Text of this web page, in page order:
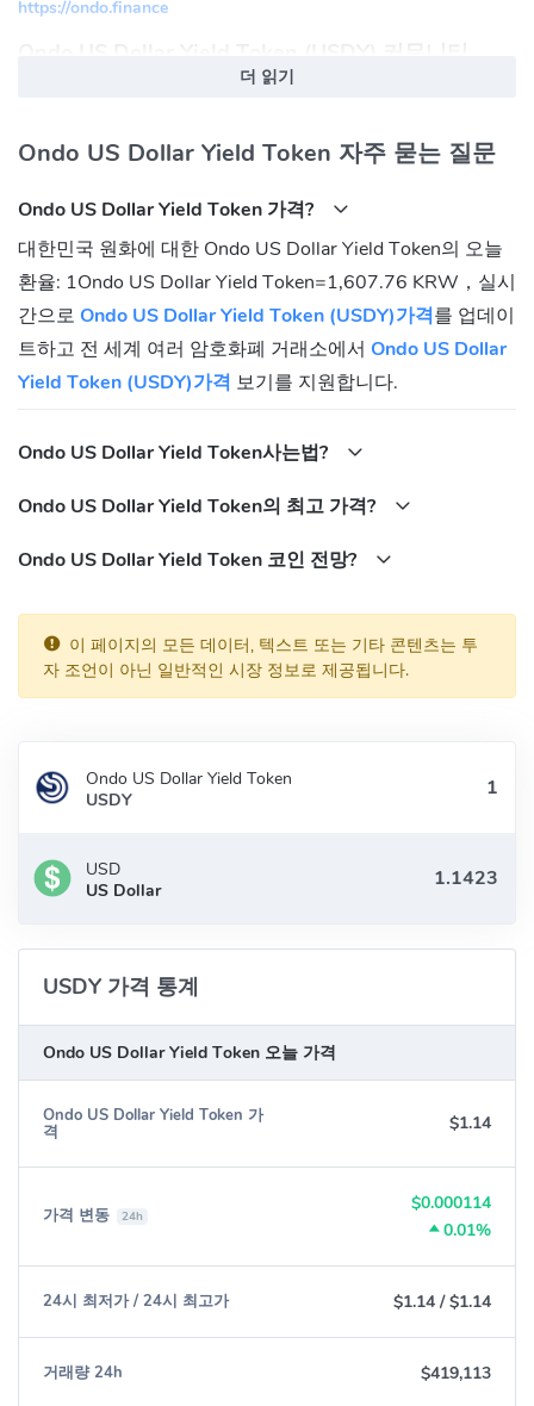
https://ondo.finance
Ondo US Dollar Yield Token (USDY) 토큰 계약 주
Ethereum:0x96f6ef951840721adbf46ac996b59e0235cb985c
더 읽기
Ondo US Dollar Yield Token 자주 묻는 질문
Ondo US Dollar Yield Token 가격?
대한민국 원화에 대한 Ondo US Dollar Yield Token의 오늘
환율: 1Ondo US Dollar Yield Token=1,607.76 KRW，실시
간으로 Ondo US Dollar Yield Token (USDY)가격를 업데이
트하고 전 세계 여러 암호화폐 거래소에서 Ondo US Dollar
Yield Token (USDY)가격 보기를 지원합니다.
Ondo US Dollar Yield Token사는법?
Ondo US Dollar Yield Token의 최고 가격?
Ondo US Dollar Yield Token 코인 전망?
이 페이지의 모든 데이터, 텍스트 또는 기타 콘텐츠는 투
자 조언이 아닌 일반적인 시장 정보로 제공됩니다.
Ondo US Dollar Yield Token
USDY
USD
US Dollar
USDY 가격 통계
Ondo US Dollar Yield Token 오늘 가격
Ondo US Dollar Yield Token 가
격 $1.14
가격 변동 24h
$0.000114
0.01%
24시 최저가 / 24시 최고가 $1.14 /$1.14
거래량 24h $419,113